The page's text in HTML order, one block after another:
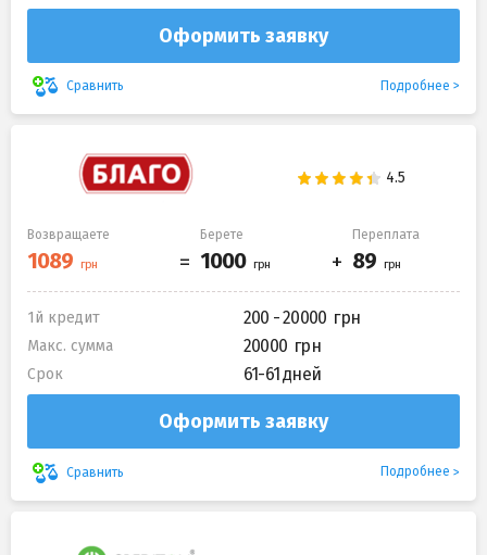
Оформить заявку
Сравнить Подробнее
Возвращаете Берете Переплата
1й кредит 200 - 20000
Макс. сумма 20000
Срок 61-61 дней
Оформить заявку
Сравнить Подробнее